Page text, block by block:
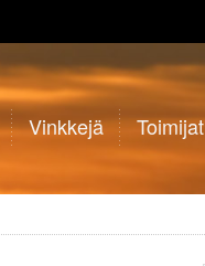
Vinkkejä Toimijat